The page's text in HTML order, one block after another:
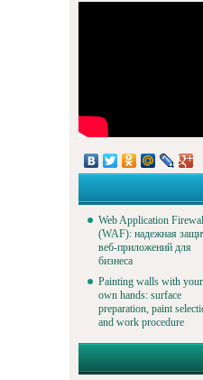
Web Application
(WAF): надежная
веб-приложений для
бизнеса
Painting walls with your
own hands: surface
preparation, paint
and work procedure